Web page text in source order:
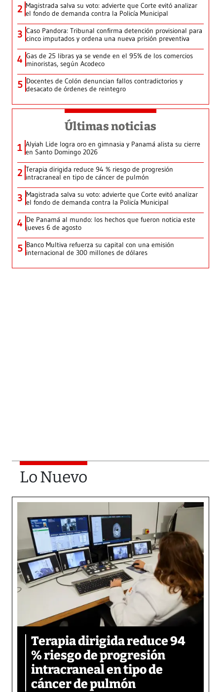
2 Magistrada salva su voto: advierte que Corte evitó analizar
el fondo de demanda contra la Policía Municipal
3 Caso Pandora: Tribunal confirma detención provisional para
cinco imputados y ordena una nueva prisión preventiva
4 Gas de 25 libras ya se vende en el 95% de los comercios
minoristas, según Acodeco
5 Docentes de Colón denuncian fallos contradictorios y
desacato de órdenes de reintegro
Últimas noticias
1 Alyiah Lide logra oro en gimnasia y Panamá alista su cierre
en Santo Domingo 2026
2 Terapia dirigida reduce 94 % riesgo de progresión
intracraneal en tipo de cáncer de pulmón
3 Magistrada salva su voto: advierte que Corte evitó analizar
el fondo de demanda contra la Policía Municipal
4 De Panamá al mundo: los hechos que fueron noticia este
jueves 6 de agosto
5 Banco Multiva refuerza su capital con una emisión
internacional de 300 millones de dólares
Lo Nuevo
Terapia dirigida reduce 94
% riesgo de progresión
intracraneal en tipo de
cáncer de pulmón